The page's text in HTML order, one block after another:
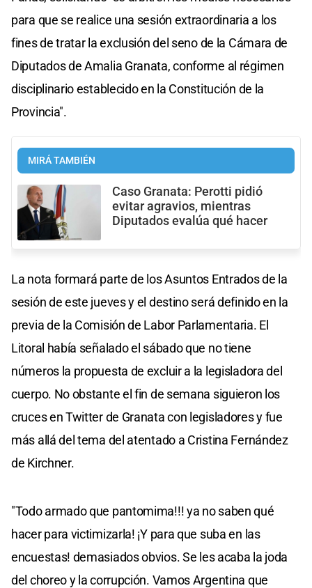
para que se realice una sesión extraordinaria a los
fines de tratar la exclusión del seno de la Cámara de
Diputados de Amalia Granata, conforme al régimen
disciplinario establecido en la Constitución de la
Provincia".
MIRÁ TAMBIÉN
Caso Granata: Perotti pidió
evitar agravios, mientras
Diputados evalúa qué hacer
La nota formará parte de los Asuntos Entrados de la
sesión de este jueves y el destino será definido en la
previa de la Comisión de Labor Parlamentaria. El
Litoral había señalado el sábado que no tiene
números la propuesta de excluir a la legisladora del
cuerpo. No obstante el fin de semana siguieron los
cruces en Twitter de Granata con legisladores y fue
más allá del tema del atentado a Cristina Fernández
de Kirchner.
"Todo armado que pantomima!!! ya no saben qué
hacer para victimizarla! ¡Y para que suba en las
encuestas! demasiados obvios. Se les acaba la joda
del choreo y la corrupción. Vamos Argentina que